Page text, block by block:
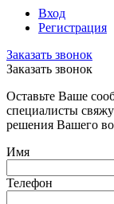
Вход
Регистрация
Заказать звонок
Заказать звонок
Оставьте Ваше
специалисты
решения Вашего
Имя
Телефон